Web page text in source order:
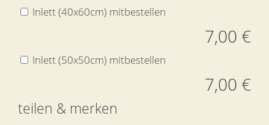
Inlett (40x60cm) mitbestellen
7,00 €
Inlett (50x50cm) mitbestellen
7,00 €
teilen & merken